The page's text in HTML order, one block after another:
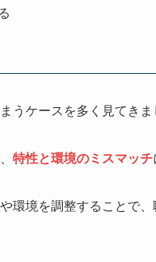
うケースを多く見てきま
特性と環境のミスマッチ
環境を調整することで